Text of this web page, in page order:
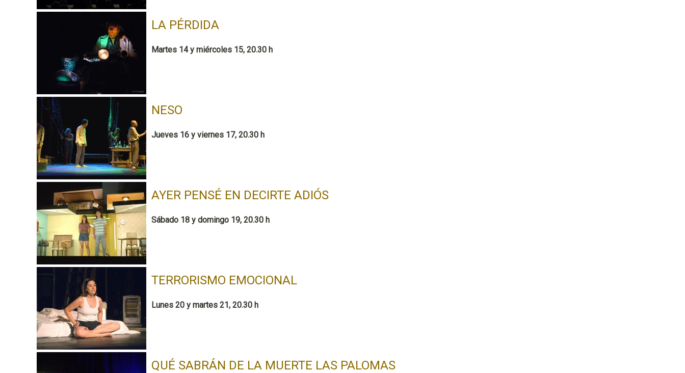
LA PÉRDIDA
Martes 14 y miércoles 15, 20.30 h
NESO
Jueves 16 y viernes 17, 20.30 h
AYER PENSÉ EN DECIRTE ADIÓS
Sábado 18 y domingo 19, 20.30 h
TERRORISMO EMOCIONAL
Lunes 20 y martes 21, 20.30 h
QUÉ SABRÁN DE LA MUERTE LAS PALOMAS